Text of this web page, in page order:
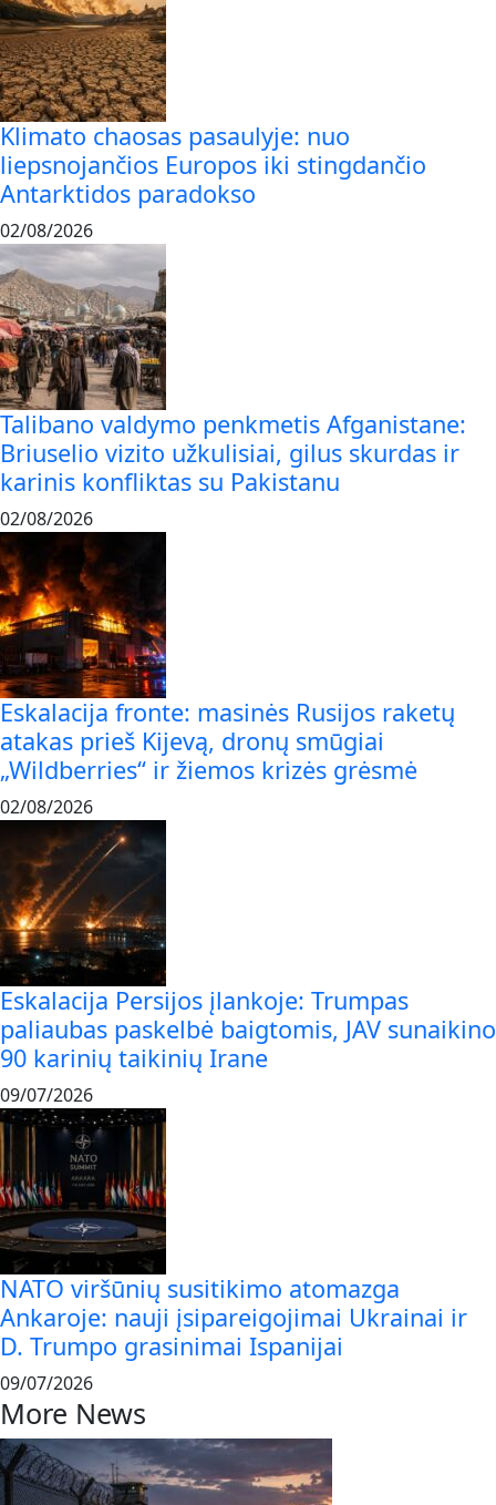
Klimato chaosas pasaulyje: nuo
liepsnojančios Europos iki stingdančio
Antarktidos paradokso
02/08/2026
Talibano valdymo penkmetis Afganistane:
Briuselio vizito užkulisiai, gilus skurdas ir
karinis konfliktas su Pakistanu
02/08/2026
Eskalacija fronte: masinės Rusijos raketų
atakas prieš Kijevą, dronų smūgiai
„Wildberries“ ir žiemos krizės grėsmė
02/08/2026
Eskalacija Persijos įlankoje: Trumpas
paliaubas paskelbė baigtomis, JAV sunaikino
90 karinių taikinių Irane
09/07/2026
NATO viršūnių susitikimo atomazga
Ankaroje: nauji įsipareigojimai Ukrainai ir
D. Trumpo grasinimai Ispanijai
09/07/2026
More News